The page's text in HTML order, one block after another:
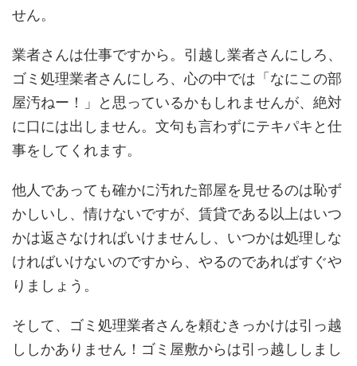
せん。
業者さんは仕事ですから。引越し業者さんにしろ、
ゴミ処理業者さんにしろ、心の中では「なにこの部
屋汚ねー！」と思っているかもしれませんが、絶対
に口には出しません。文句も言わずにテキパキと仕
事をしてくれます。
他人であっても確かに汚れた部屋を見せるのは恥ず
かしいし、情けないですが、賃貸である以上はいつ
かは返さなければいけませんし、いつかは処理しな
ければいけないのですから、やるのであればすぐや
りましょう。
そして、ゴミ処理業者さんを頼むきっかけは引っ越
ししかありません！ゴミ屋敷からは引っ越ししまし